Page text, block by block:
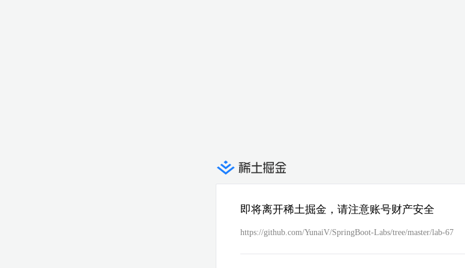
即将离开稀土掘金，请注意账号财产安全
https://github.com/YunaiV/SpringBoot-Labs/tree/master/lab-67